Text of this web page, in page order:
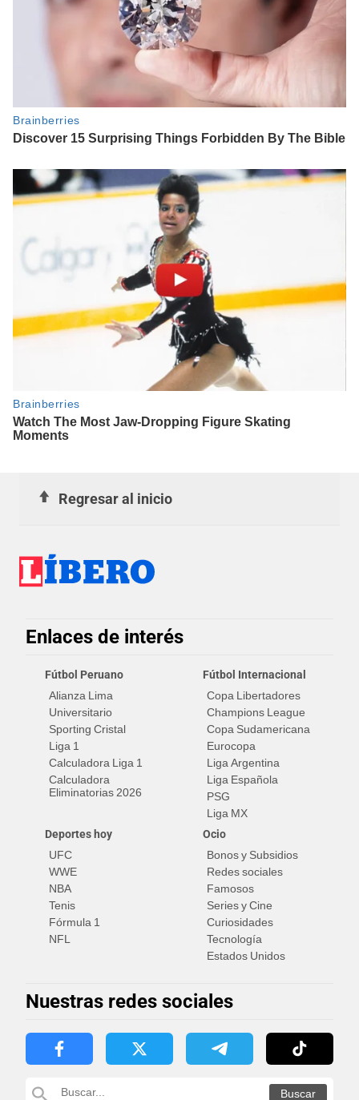
Regresar al inicio
Enlaces de interés
Fútbol Peruano
Alianza Lima
Universitario
Sporting Cristal
Liga 1
Calculadora Liga 1
Calculadora
Eliminatorias 2026
Fútbol Internacional
Copa Libertadores
Champions League
Copa Sudamericana
Eurocopa
Liga Argentina
Liga Española
PSG
Liga MX
Deportes hoy
UFC
WWE
NBA
Tenis
Fórmula 1
NFL
Ocio
Bonos y Subsidios
Redes sociales
Famosos
Series y Cine
Curiosidades
Tecnología
Estados Unidos
Nuestras redes sociales